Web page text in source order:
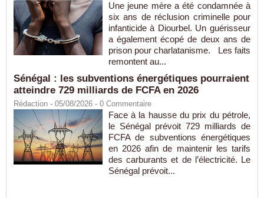
Une jeune mère a été condamnée à
six ans de réclusion criminelle pour
infanticide à Diourbel. Un guérisseur
a également écopé de deux ans de
prison pour charlatanisme. Les faits
remontent au...
Sénégal : les subventions énergétiques pourraient
atteindre 729 milliards de FCFA en 2026
Rédaction - 05/08/2026 - 0 Commentaire
Face à la hausse du prix du pétrole,
le Sénégal prévoit 729 milliards de
FCFA de subventions énergétiques
en 2026 afin de maintenir les tarifs
des carburants et de l’électricité. Le
Sénégal prévoit...